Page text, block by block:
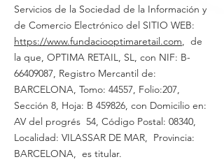
Servicios de la Sociedad de la Información y
de Comercio Electrónico del SITIO WEB:
https://www.fundaciooptimaretail.com, de
la que, OPTIMA RETAIL, SL, con NIF: B-
66409087, Registro Mercantil de:
BARCELONA, Tomo: 44557, Folio:207,
Sección 8, Hoja: B 459826, con Domicilio en:
AV del progrés 54, Código Postal: 08340,
Localidad: VILASSAR DE MAR, Provincia:
BARCELONA, es titular.